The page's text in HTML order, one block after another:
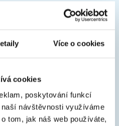
Více o cookies
cookies
poskytování funkcí
návštěvnosti využíváme
tom, jak náš web používáte,
roku